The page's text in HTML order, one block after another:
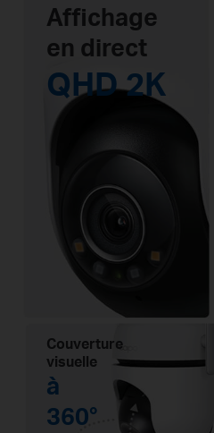
Affichage
en direct
QHD 2K
Couverture
visuelle
à
360°